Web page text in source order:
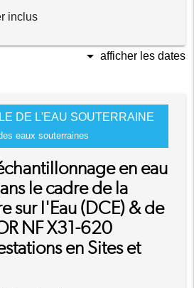
inclus
arrow_drop_down afficher les dates
DE L'EAU SOUTERRAINE
eaux souterraines
en eau
le cadre de la
sur l'Eau (DCE) & de
NF X31-620
en Sites et